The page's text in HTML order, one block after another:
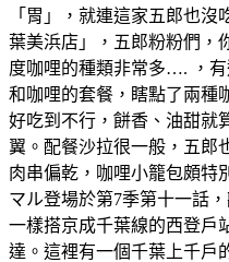
「胃」，就連這家五郎也
葉美浜店」，五郎粉粉們，
度咖哩的種類非常多…. ，
和咖哩的套餐，瞎點了兩種
好吃到不行，餅香、油甜就
翼。配餐沙拉很一般，五郎
肉串偏乾，咖哩小籠包頗特
マル登場於第7季第十一話
一樣搭京成千葉線的西登戶
達。這裡有一個千葉上千戶